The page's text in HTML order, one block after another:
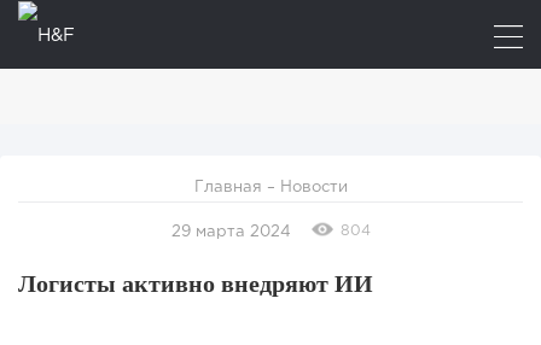
Главная – Новости
29 марта 2024 804
Логисты активно внедряют ИИ